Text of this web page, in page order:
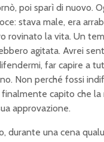
poi sparì di nuovo.
stava male, era
rovinato la vita. Un
agitata. Avrei
far capire a
Non perché fossi
capito che la
approvazione.
durante una cena